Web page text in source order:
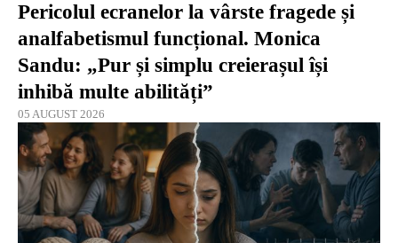
Pericolul ecranelor la vârste fragede și
analfabetismul funcțional. Monica
Sandu: „Pur și simplu creierașul își
inhibă multe abilități”
05 AUGUST 2026